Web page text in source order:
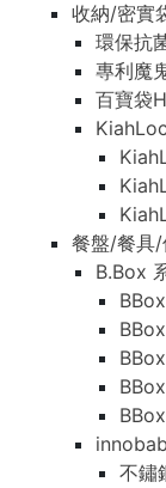
收納/密實
環保抗
專利魔
百寶袋
餐盤/餐具
B.Box
不鏽